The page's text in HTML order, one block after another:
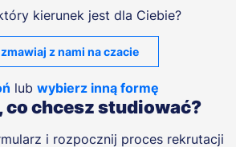
kierunek jest dla Ciebie?
z nami na czacie
lub wybierz inną formę
co chcesz studiować?
i rozpocznij proces rekrutacji